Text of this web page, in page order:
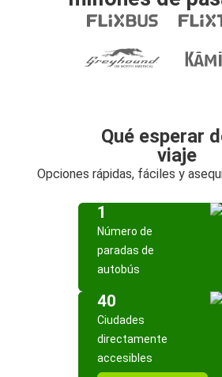
Qué esperar
viaje
Opciones rápidas, fáciles y
1
Número de
paradas de
autobús
40
Ciudades
directamente
accesibles